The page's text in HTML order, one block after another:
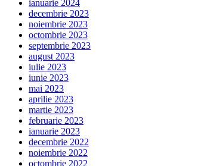
ianuarie 2024
decembrie 2023
noiembrie 2023
octombrie 2023
septembrie 2023
august 2023
iulie 2023
iunie 2023
mai 2023
aprilie 2023
martie 2023
februarie 2023
ianuarie 2023
decembrie 2022
noiembrie 2022
octombrie 2022